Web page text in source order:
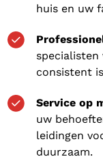
huis en uw
consistent
Service op
uw
leidingen
duurzaam.